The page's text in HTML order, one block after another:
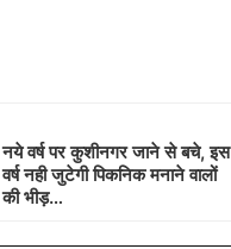
नये वर्ष पर कुशीनगर जाने से बचे, इस
वर्ष नही जुटेगी पिकनिक मनाने वालों
की भीड़…